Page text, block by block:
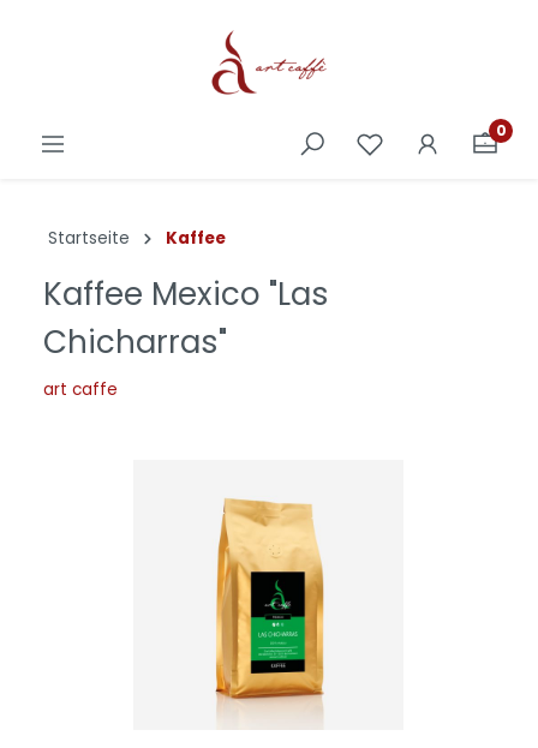
0
Startseite Kaffee
Kaffee Mexico "Las
Chicharras"
art caffe